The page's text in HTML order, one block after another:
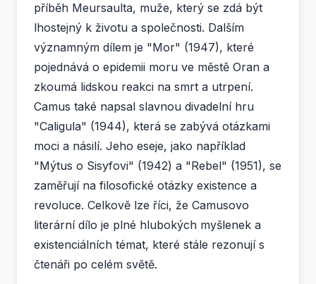
příběh Meursaulta, muže, který se zdá být
lhostejný k životu a společnosti. Dalším
významným dílem je "Mor" (1947), které
pojednává o epidemii moru ve městě Oran a
zkoumá lidskou reakci na smrt a utrpení.
Camus také napsal slavnou divadelní hru
"Caligula" (1944), která se zabývá otázkami
moci a násilí. Jeho eseje, jako například
"Mýtus o Sisyfovi" (1942) a "Rebel" (1951), se
zaměřují na filosofické otázky existence a
revoluce. Celkově lze říci, že Camusovo
literární dílo je plné hlubokých myšlenek a
existenciálních témat, které stále rezonují s
čtenáři po celém světě.